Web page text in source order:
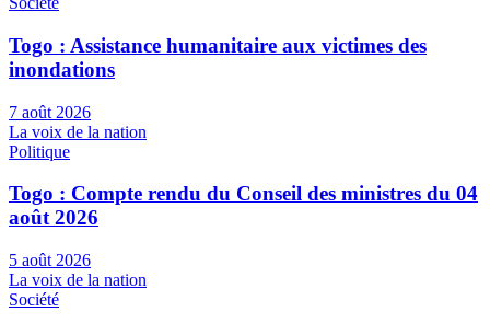
Togo : Assistance humanitaire aux victimes des
inondations
7 août 2026
La voix de la nation
Politique
Togo : Compte rendu du Conseil des ministres du 04
août 2026
5 août 2026
La voix de la nation
Société